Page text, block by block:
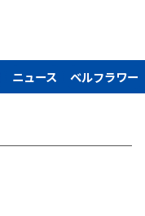
ニュース ベルフラワー